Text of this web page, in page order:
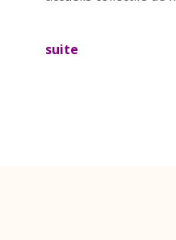
suite